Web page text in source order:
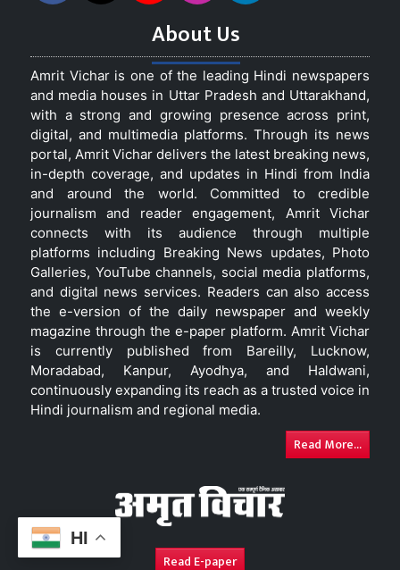
HI
About Us
Amrit Vichar is one of the leading Hindi newspapers
and media houses in Uttar Pradesh and Uttarakhand,
with a strong and growing presence across print,
digital, and multimedia platforms. Through its news
portal, Amrit Vichar delivers the latest breaking news,
in-depth coverage, and updates in Hindi from India
and around the world. Committed to credible
journalism and reader engagement, Amrit Vichar
connects with its audience through multiple
platforms including Breaking News updates, Photo
Galleries, YouTube channels, social media platforms,
and digital news services. Readers can also access
the e-version of the daily newspaper and weekly
magazine through the e-paper platform. Amrit Vichar
is currently published from Bareilly, Lucknow,
Moradabad, Kanpur, Ayodhya, and Haldwani,
continuously expanding its reach as a trusted voice in
Hindi journalism and regional media.
Read More...
Read E-paper